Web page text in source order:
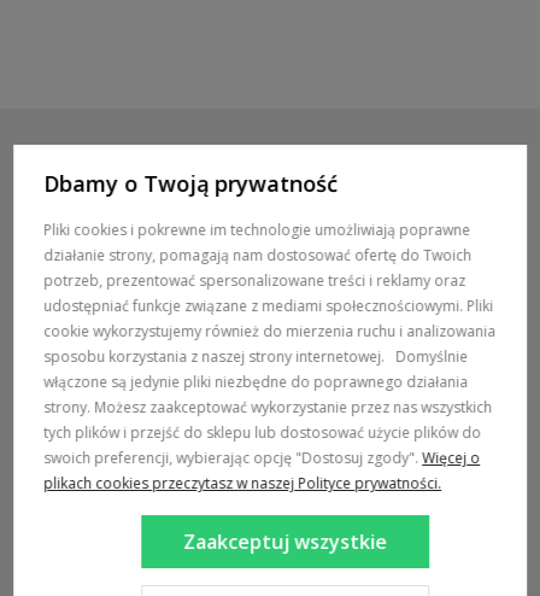
MARKI
POPULARNE KATEGORIE
DOSTAWA:
Sklep internetowy Shoper Premium
Dbamy o Twoją prywatność
Pliki cookies i pokrewne im technologie umożliwiają poprawne
działanie strony, pomagają nam dostosować ofertę do Twoich
potrzeb, prezentować spersonalizowane treści i reklamy oraz
udostępniać funkcje związane z mediami społecznościowymi. Pliki
cookie wykorzystujemy również do mierzenia ruchu i analizowania
sposobu korzystania z naszej strony internetowej. Domyślnie
włączone są jedynie pliki niezbędne do poprawnego działania
strony. Możesz zaakceptować wykorzystanie przez nas wszystkich
tych plików i przejść do sklepu lub dostosować użycie plików do
swoich preferencji, wybierając opcję "Dostosuj zgody".Więcej o
plikach cookies przeczytasz w naszej Polityce prywatności.
Zaakceptuj wszystkie